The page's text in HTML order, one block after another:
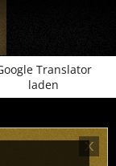
Translator
laden